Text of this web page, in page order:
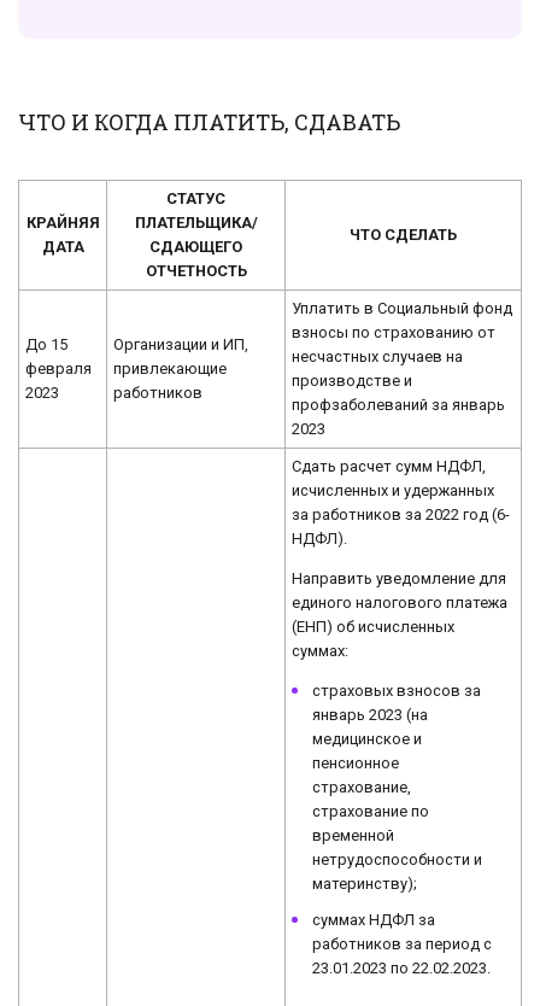
ЧТО И КОГДА ПЛАТИТЬ, СДАВАТЬ
КРАЙНЯЯ
ДАТА
СТАТУС
ПЛАТЕЛЬЩИКА/
СДАЮЩЕГО
ОТЧЕТНОСТЬ
ЧТО СДЕЛАТЬ
До 15
февраля
2023
Организации и ИП,
привлекающие
работников
Уплатить в Социальный фонд
взносы по страхованию от
несчастных случаев на
производстве и
профзаболеваний за январь
2023
Сдать расчет сумм НДФЛ,
исчисленных и удержанных
за работников за 2022 год (6-
НДФЛ).
Направить уведомление для
единого налогового платежа
(ЕНП) об исчисленных
суммах:
страховых взносов за
январь 2023 (на
медицинское и
пенсионное
страхование,
страхование по
временной
нетрудоспособности и
материнству);
суммах НДФЛ за
работников за период с
23.01.2023 по 22.02.2023.